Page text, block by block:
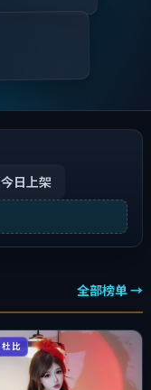
今日上架
全部榜单 →
杜比